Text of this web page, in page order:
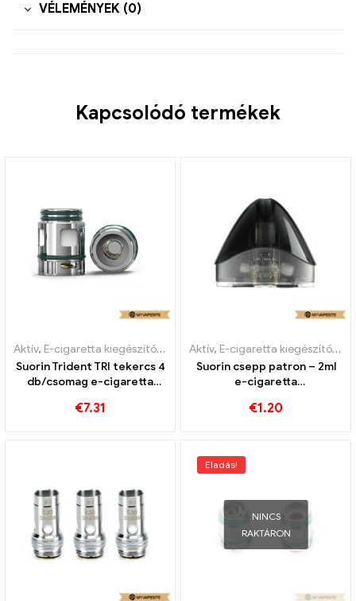
VÉLEMÉNYEK (0)
Kapcsolódó termékek
Aktív, E-cigaretta kiegészítők ,
Párologtató
Suorin Trident TRI tekercs 4
db/csomag e-cigaretta
€7.31
Aktív, E-cigaretta kiegészítők ,
Suorin csepp patron – 2ml
e-cigaretta
€1.20
Eladás!
NINCS
RAKTÁRON